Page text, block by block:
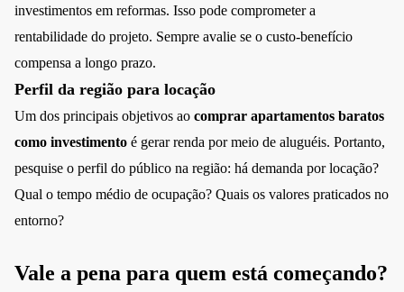
investimentos em reformas. Isso pode comprometer a
rentabilidade do projeto. Sempre avalie se o custo-benefício
compensa a longo prazo.
Perfil da região para locação
Um dos principais objetivos ao comprar apartamentos baratos
como investimento é gerar renda por meio de aluguéis. Portanto,
pesquise o perfil do público na região: há demanda por locação?
Qual o tempo médio de ocupação? Quais os valores praticados no
entorno?
Vale a pena para quem está começando?